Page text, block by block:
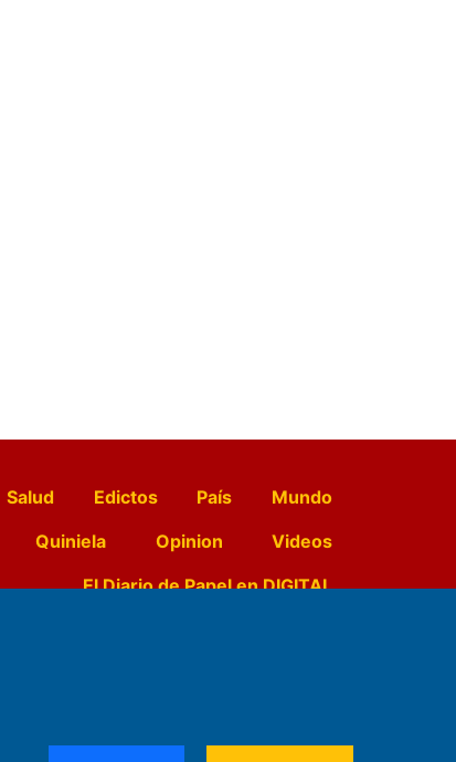
Salud Edictos País
Mundo
Quiniela Opinion
Videos
El Diario de Papel en DIGITAL